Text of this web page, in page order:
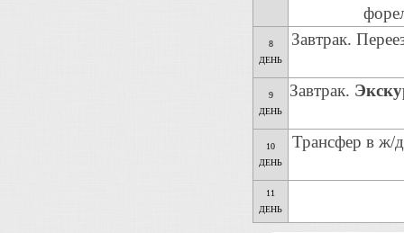
8
ДЕНЬ
Завтрак.
9
ДЕНЬ
Завтрак.
10
ДЕНЬ
Трансфер в ж/
11
ДЕНЬ